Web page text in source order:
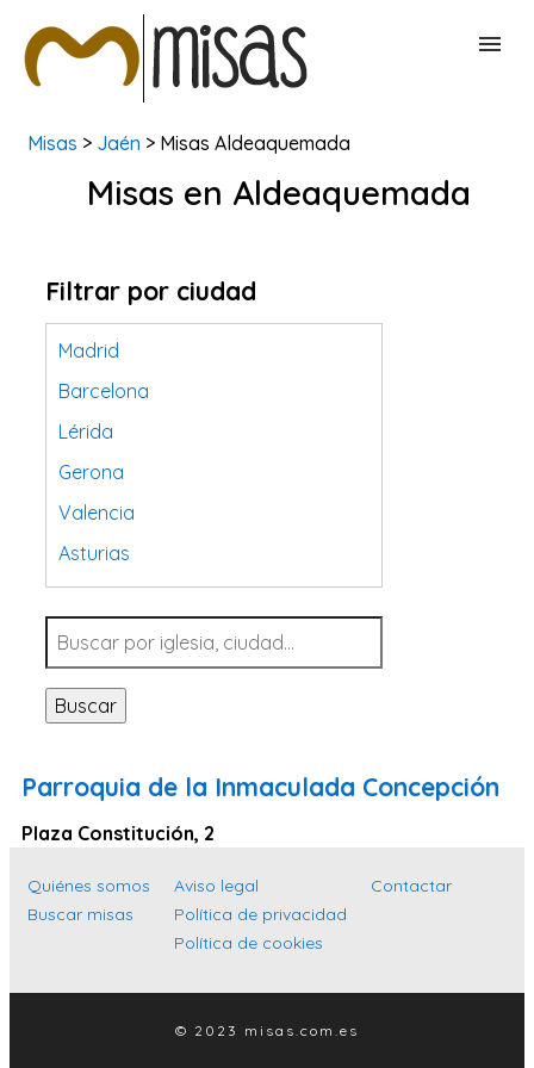
BUSCAR MISAS
Misas > Jaén > Misas Aldeaquemada
Misas en Aldeaquemada
Filtrar por ciudad
Madrid
Barcelona
Lérida
Gerona
Valencia
Asturias
Tarragona
Navarra
Valladolid
Sevilla
Santa Cruz de Tenerife
Cantabria
Islas Baleares
Las Palmas
Alicante
Buscar
Parroquia de la Inmaculada Concepción
Plaza Constitución, 2
Quiénes somos
Buscar misas
Aviso legal
Política de privacidad
Política de cookies
Contactar
© 2023 misas.com.es